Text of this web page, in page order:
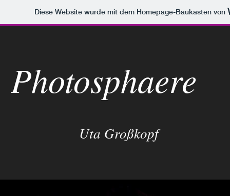
Diese Website wurde mit dem Homepage-Baukasten von
Photosphaere
Uta Großkopf